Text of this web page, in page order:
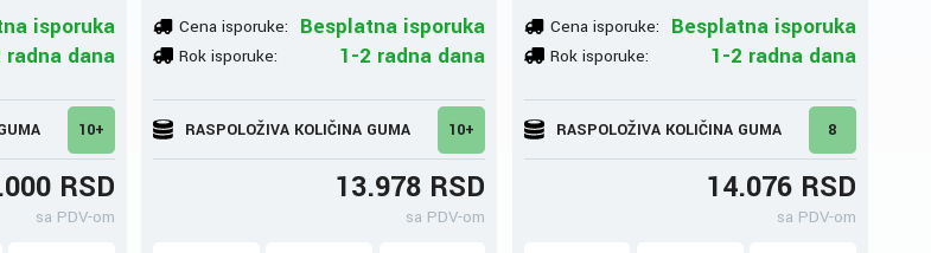
isporuka
radna dana
10+
RSD
sa PDV-om
Cena isporuke: Besplatna isporuka
Rok isporuke: 1-2 radna dana
RASPOLOŽIVA KOLIČINA GUMA 10+
13.978 RSD
sa PDV-om
Cena isporuke: Besplatna isporuka
Rok isporuke: 1-2 radna dana
RASPOLOŽIVA KOLIČINA GUMA 8
14.076 RSD
sa PDV-om